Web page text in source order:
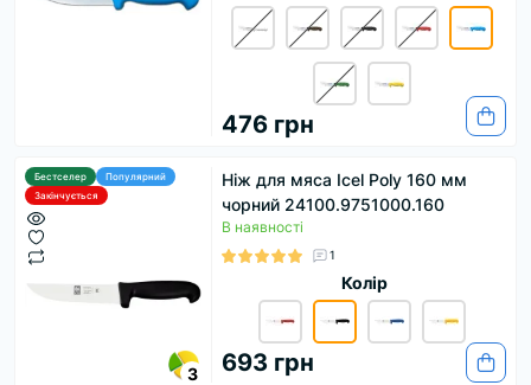
476 грн
Бестселер
Популярний
Закінчується
3
Ніж для мяса Icel Poly 160 мм
чорний 24100.9751000.160
В наявності
1
Колір
693 грн